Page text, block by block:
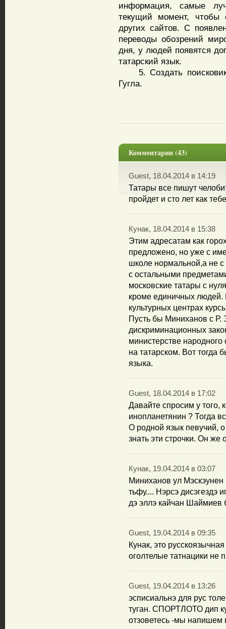
информация, самые
текущий момент,
других сайтов. С
переводы обозрений
дня, у людей появятся
татарский язык.
5. Создать поисковик
Гугла.
Комментарии (43)
Guest, 18.04.2014 в 14:19
Татары все пишут
пройдет и сто лет как
Кунак, 18.04.2014 в 15:38
Этим адресатам как
предложено, но уже с
школе нормальной,а не с
с остальными
московские татары с
кроме единичных людей.
культурных центрах
Пусть бы Миниханов с Р.
дискриминационных
министерстве
на татарском. Вот тогда
языка.
Guest, 18.04.2014 в 17:02
Давайте спросим у того,
инопланетянин ? Тогда
О родной язык певучий,
знать эти строчки. Он
Кунак, 19.04.2014 в 03:07
Миниханов ул
тьфу.... Нэрсэ дисэгездэ
дэ эллэ кайчан Шаймиев
Guest, 19.04.2014 в 09:35
Кунак, это
оголтелые татнацики не
Guest, 19.04.2014 в 13:26
эсписиальнэ для рус
туган. СПОРТЛОТО дип
отзоветесь -мы напишем